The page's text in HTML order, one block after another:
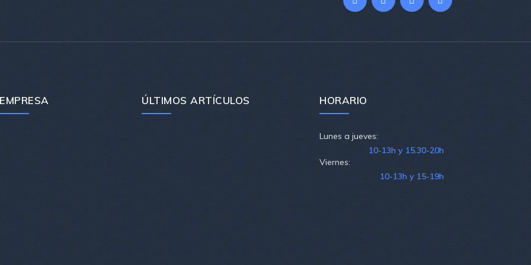
EMPRESA ÚLTIMOS ARTÍCULOS HORARIO
Lunes a jueves:
10-13h y 15.30-20h
Viernes:
10-13h y 15-19h